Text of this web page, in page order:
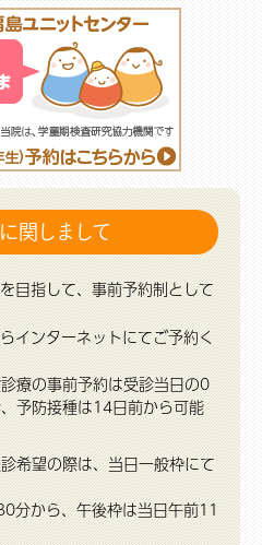
関しまして
目指して、事前予約制として
インターネットにてご予約く
療の事前予約は受診当日の0
予防接種は14日前から可能
希望の際は、当日一般枠にて
分から、午後枠は当日午前11